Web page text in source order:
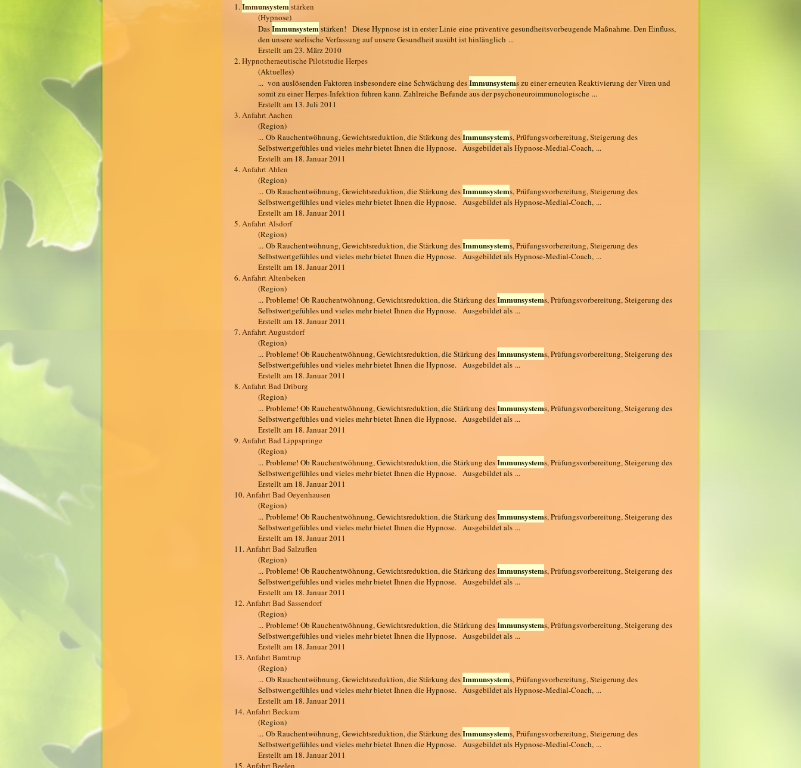
1.Immunsystemstärken
(Hypnose)
DasImmunsystemstärken! Diese Hypnose ist in erster Linie eine präventive gesundheitsvorbeugende Maßnahme. Den Einfluss,
den unsere seelische Verfassung auf unsere Gesundheit ausübt ist hinlänglich ...
Erstellt am 23. März 2010
2.Hypnotheraeutische Pilotstudie Herpes
(Aktuelles)
... von auslösenden Faktoren insbesondere eine Schwächung desImmunsystems zu einer erneuten Reaktivierung der Viren und
somit zu einer Herpes-Infektion führen kann. Zahlreiche Befunde aus der psychoneuroimmunologische ...
Erstellt am 13. Juli 2011
3.Anfahrt Aachen
(Region)
... Ob Rauchentwöhnung, Gewichtsreduktion, die Stärkung desImmunsystems, Prüfungsvorbereitung, Steigerung des
Selbstwertgefühles und vieles mehr bietet Ihnen die Hypnose. Ausgebildet als Hypnose-Medial-Coach, ...
Erstellt am 18. Januar 2011
4.Anfahrt Ahlen
(Region)
... Ob Rauchentwöhnung, Gewichtsreduktion, die Stärkung desImmunsystems, Prüfungsvorbereitung, Steigerung des
Selbstwertgefühles und vieles mehr bietet Ihnen die Hypnose. Ausgebildet als Hypnose-Medial-Coach, ...
Erstellt am 18. Januar 2011
5.Anfahrt Alsdorf
(Region)
... Ob Rauchentwöhnung, Gewichtsreduktion, die Stärkung desImmunsystems, Prüfungsvorbereitung, Steigerung des
Selbstwertgefühles und vieles mehr bietet Ihnen die Hypnose. Ausgebildet als Hypnose-Medial-Coach, ...
Erstellt am 18. Januar 2011
6.Anfahrt Altenbeken
(Region)
... Probleme! Ob Rauchentwöhnung, Gewichtsreduktion, die Stärkung desImmunsystems, Prüfungsvorbereitung, Steigerung des
Selbstwertgefühles und vieles mehr bietet Ihnen die Hypnose. Ausgebildet als ...
Erstellt am 18. Januar 2011
7.Anfahrt Augustdorf
(Region)
... Probleme! Ob Rauchentwöhnung, Gewichtsreduktion, die Stärkung desImmunsystems, Prüfungsvorbereitung, Steigerung des
Selbstwertgefühles und vieles mehr bietet Ihnen die Hypnose. Ausgebildet als ...
Erstellt am 18. Januar 2011
8.Anfahrt Bad Driburg
(Region)
... Probleme! Ob Rauchentwöhnung, Gewichtsreduktion, die Stärkung desImmunsystems, Prüfungsvorbereitung, Steigerung des
Selbstwertgefühles und vieles mehr bietet Ihnen die Hypnose. Ausgebildet als ...
Erstellt am 18. Januar 2011
9.Anfahrt Bad Lippspringe
(Region)
... Probleme! Ob Rauchentwöhnung, Gewichtsreduktion, die Stärkung desImmunsystems, Prüfungsvorbereitung, Steigerung des
Selbstwertgefühles und vieles mehr bietet Ihnen die Hypnose. Ausgebildet als ...
Erstellt am 18. Januar 2011
10.Anfahrt Bad Oeyenhausen
(Region)
... Probleme! Ob Rauchentwöhnung, Gewichtsreduktion, die Stärkung desImmunsystems, Prüfungsvorbereitung, Steigerung des
Selbstwertgefühles und vieles mehr bietet Ihnen die Hypnose. Ausgebildet als ...
Erstellt am 18. Januar 2011
11.Anfahrt Bad Salzuflen
(Region)
... Probleme! Ob Rauchentwöhnung, Gewichtsreduktion, die Stärkung desImmunsystems, Prüfungsvorbereitung, Steigerung des
Selbstwertgefühles und vieles mehr bietet Ihnen die Hypnose. Ausgebildet als ...
Erstellt am 18. Januar 2011
12.Anfahrt Bad Sassendorf
(Region)
... Probleme! Ob Rauchentwöhnung, Gewichtsreduktion, die Stärkung desImmunsystems, Prüfungsvorbereitung, Steigerung des
Selbstwertgefühles und vieles mehr bietet Ihnen die Hypnose. Ausgebildet als ...
Erstellt am 18. Januar 2011
13.Anfahrt Barntrup
(Region)
... Ob Rauchentwöhnung, Gewichtsreduktion, die Stärkung desImmunsystems, Prüfungsvorbereitung, Steigerung des
Selbstwertgefühles und vieles mehr bietet Ihnen die Hypnose. Ausgebildet als Hypnose-Medial-Coach, ...
Erstellt am 18. Januar 2011
14.Anfahrt Beckum
(Region)
... Ob Rauchentwöhnung, Gewichtsreduktion, die Stärkung desImmunsystems, Prüfungsvorbereitung, Steigerung des
Selbstwertgefühles und vieles mehr bietet Ihnen die Hypnose. Ausgebildet als Hypnose-Medial-Coach, ...
Erstellt am 18. Januar 2011
15.Anfahrt Beelen